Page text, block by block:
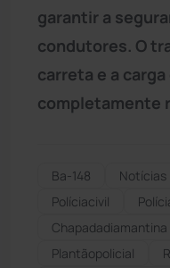
garantir a
condutores. O
carreta e a
completamente
Ba-148 Notícias
Políciacivil
Chapadadiamantina
Plantãopolicial